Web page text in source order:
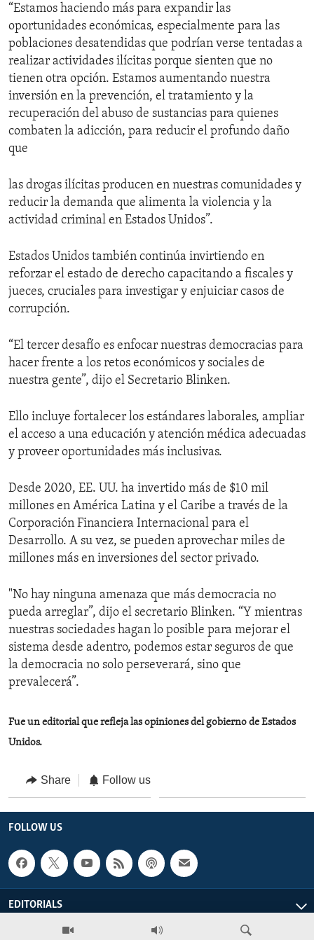
“Estamos haciendo más para expandir las
oportunidades económicas, especialmente para las
poblaciones desatendidas que podrían verse tentadas a
realizar actividades ilícitas porque sienten que no
tienen otra opción. Estamos aumentando nuestra
inversión en la prevención, el tratamiento y la
recuperación del abuso de sustancias para quienes
combaten la adicción, para reducir el profundo daño
que
las drogas ilícitas producen en nuestras comunidades y
reducir la demanda que alimenta la violencia y la
actividad criminal en Estados Unidos”.
Estados Unidos también continúa invirtiendo en
reforzar el estado de derecho capacitando a fiscales y
jueces, cruciales para investigar y enjuiciar casos de
corrupción.
“El tercer desafío es enfocar nuestras democracias para
hacer frente a los retos económicos y sociales de
nuestra gente”, dijo el Secretario Blinken.
Ello incluye fortalecer los estándares laborales, ampliar
el acceso a una educación y atención médica adecuadas
y proveer oportunidades más inclusivas.
Desde 2020, EE. UU. ha invertido más de $10 mil
millones en América Latina y el Caribe a través de la
Corporación Financiera Internacional para el
Desarrollo. A su vez, se pueden aprovechar miles de
millones más en inversiones del sector privado.
"No hay ninguna amenaza que más democracia no
pueda arreglar”, dijo el secretario Blinken. “Y mientras
nuestras sociedades hagan lo posible para mejorar el
sistema desde adentro, podemos estar seguros de que
la democracia no solo perseverará, sino que
prevalecerá”.
Fue un editorial que refleja las opiniones del gobierno de Estados
Unidos.
Share Follow us
FOLLOW US
EDITORIALS